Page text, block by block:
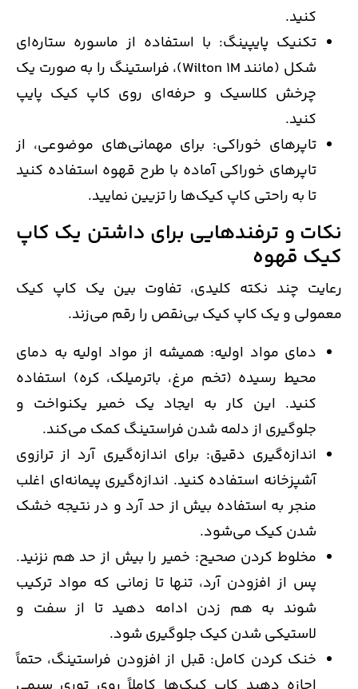
کنید.
تکنیک پایپینگ: با استفاده از ماسوره ستاره‌ای
شکل (مانند Wilton 1M)، فراستینگ را به صورت یک
چرخش کلاسیک و حرفه‌ای روی کاپ کیک پایپ
کنید.
تاپرهای خوراکی: برای مهمانی‌های موضوعی، از
تاپرهای خوراکی آماده با طرح قهوه استفاده کنید
تا به راحتی کاپ کیک‌ها را تزیین نمایید.
نکات و ترفندهایی برای داشتن یک کاپ
کیک قهوه
رعایت چند نکته کلیدی، تفاوت بین یک کاپ کیک
معمولی و یک کاپ کیک بی‌نقص را رقم می‌زند.
دمای مواد اولیه: همیشه از مواد اولیه به دمای
محیط رسیده (تخم مرغ، باترمیلک، کره) استفاده
کنید. این کار به ایجاد یک خمیر یکنواخت و
جلوگیری از دلمه شدن فراستینگ کمک می‌کند.
اندازه‌گیری دقیق: برای اندازه‌گیری آرد از ترازوی
آشپزخانه استفاده کنید. اندازه‌گیری پیمانه‌ای اغلب
منجر به استفاده بیش از حد آرد و در نتیجه خشک
شدن کیک می‌شود.
مخلوط کردن صحیح: خمیر را بیش از حد هم نزنید.
پس از افزودن آرد، تنها تا زمانی که مواد ترکیب
شوند به هم زدن ادامه دهید تا از سفت و
لاستیکی شدن کیک جلوگیری شود.
خنک کردن کامل: قبل از افزودن فراستینگ، حتماً